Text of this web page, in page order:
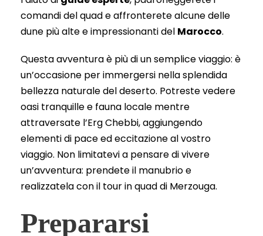
comandi del quad e affronterete alcune delle
dune più alte e impressionanti del Marocco.
Questa avventura è più di un semplice viaggio: è
un’occasione per immergersi nella splendida
bellezza naturale del deserto. Potreste vedere
oasi tranquille e fauna locale mentre
attraversate l’Erg Chebbi, aggiungendo
elementi di pace ed eccitazione al vostro
viaggio. Non limitatevi a pensare di vivere
un’avventura: prendete il manubrio e
realizzatela con il tour in quad di Merzouga.
Prepararsi